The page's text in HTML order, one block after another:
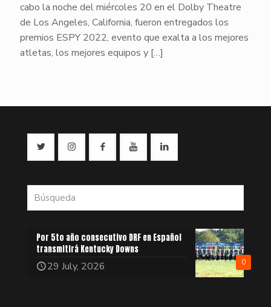
cabo la noche del miércoles 20 en el Dolby Theatre
de Los Angeles, California, fueron entregados los
premios ESPY 2022, evento que exalta a los mejores
atletas, los mejores equipos y […]
0
Por 5to año consecutivo DRF en Español
transmitirá Kentucky Downs
29 July, 2026